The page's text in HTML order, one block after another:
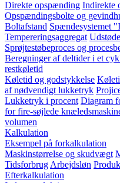
Direkte opspænding Indirekte
Opspændingsbolte og
Boltafstand Spændesystemet
Tempereringsaggregat
Sprøjtestøbeproces og
Beregninger af deltider i et
restkøletid
Køletid og godstykkelse
af nødvendigt lukketryk
Lukketryk i procent Diagram
for fire-søjlede
volumen
Kalkulation
Eksempel på forkalkulation
Maskinstørrelse og skudvægt
Tidsforbrug Arbejdsløn
Efterkalkulation